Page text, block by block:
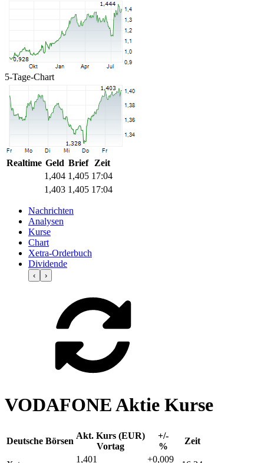
5-Tage-Chart
Realtime Geld Brief
Zeit
1,404 1,405 17:04
1,403 1,405 17:04
Nachrichten
Analysen
Kurse
Chart
Xetra-Orderbuch
Dividende
‹ ›
VODAFONE Aktie Kurse
Deutsche Börsen
Akt. Kurs (EUR)
Vortag
+/-
%
Zeit
1,401 +0,009